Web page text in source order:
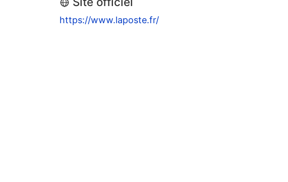
https://www.laposte.fr/